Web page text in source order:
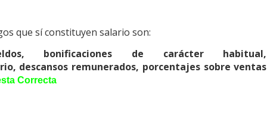
que sí constituyen salario son:
bonificaciones de carácter habitual,
descansos remunerados, porcentajes sobre ventas
Correcta